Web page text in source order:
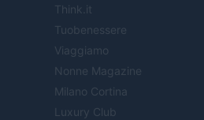
Think.it
Tuobenessere
Viaggiamo
Nonne Magazine
Milano Cortina
Luxury Club